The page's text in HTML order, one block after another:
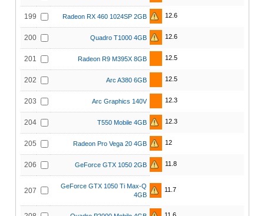
199 Radeon RX 460 1024SP 2GB 12.6
200 Quadro T1000 4GB 12.6
201 Radeon R9 M395X 8GB 12.5
202 Arc A380 6GB 12.5
203 Arc Graphics 140V 12.3
204 T550 Mobile 4GB 12.3
205 Radeon Pro Vega 20 4GB 12
206 GeForce GTX 1050 2GB 11.8
207
GeForce GTX 1050 Ti Max-Q
4GB
11.7